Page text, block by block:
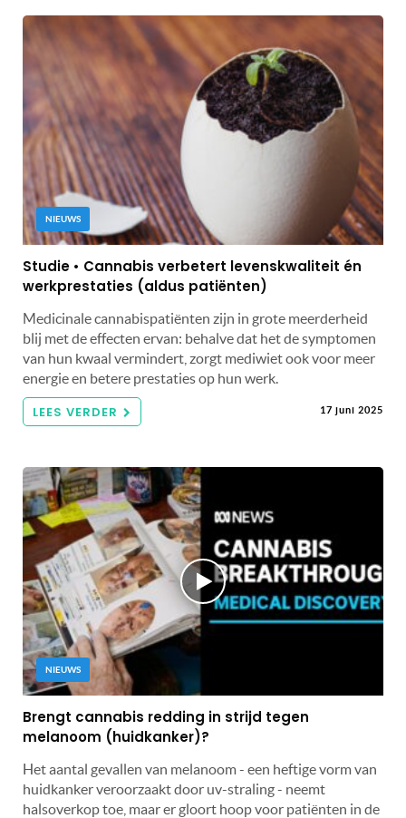
NIEUWS
Studie • Cannabis verbetert levenskwaliteit én
werkprestaties (aldus patiënten)
Medicinale cannabispatiënten zijn in grote meerderheid
blij met de effecten ervan: behalve dat het de symptomen
van hun kwaal vermindert, zorgt mediwiet ook voor meer
energie en betere prestaties op hun werk.
LEES VERDER 17 juni 2025
NIEUWS
Brengt cannabis redding in strijd tegen
melanoom (huidkanker)?
Het aantal gevallen van melanoom - een heftige vorm van
huidkanker veroorzaakt door uv-straling - neemt
halsoverkop toe, maar er gloort hoop voor patiënten in de